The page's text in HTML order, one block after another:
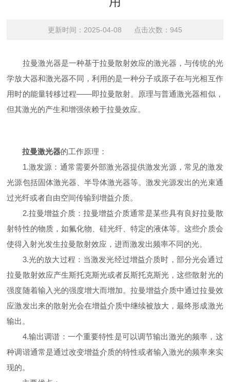
更新时间：2025-04-08 点击次数：945
拉曼激光器是一种基于拉曼散射效应的激光器，与传统的光
学放大器和激光器不同，利用的是一种分子或原子在与光相互作
用时的能量转移过程——即拉曼散射。原理与普通激光器相似，
但其激光的产生和增强依赖于拉曼效应。
拉曼激光器的工作原理：
1.激发源：通常需要外部激光器提供激发光源，常见的激发
光源包括固体激光器、半导体激光器等。激发光源发出的光束通
过光纤或者自由空间传输到增益介质。
2.拉曼增益介质：拉曼增益介质通常是某些具有良好拉曼散
射特性的物质，如氟化物、硅光纤、特定的液体等。这些介质会
使得入射光发生拉曼散射效应，进而激发出频率不同的光。
3.光的放大过程：当激发光经过增益介质时，部分光会通过
拉曼散射效应产生斯托克斯光或者反斯托克斯光，这些散射光的
强度随着输入光的强度增大而增加。拉曼增益介质中通过拉曼效
应激发出来的散射光会在增益介质中继续被放大，最终形成激光
输出。
4.输出调谐：一个重要特性是可以调节输出激光的频率，这
种调谐通常是通过改变增益介质的特性或者输入激光的频率来实
现的。